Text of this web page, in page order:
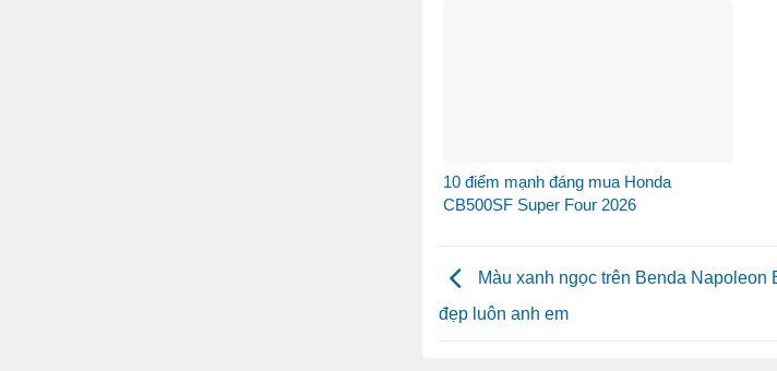
10 điểm mạnh đáng mua Honda
CB500SF Super Four 2026
Màu xanh ngọc trên Benda Napoleon
đẹp luôn anh em